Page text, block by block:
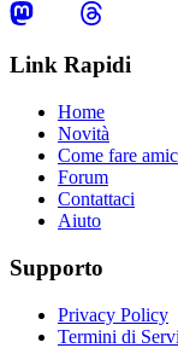
Link Rapidi
Home
Novità
Come fare
Forum
Contattaci
Aiuto
Supporto
Privacy Policy
Termini di